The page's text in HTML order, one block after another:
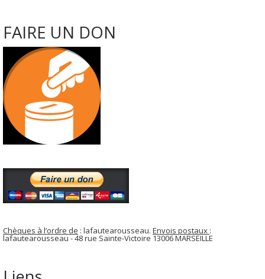
FAIRE UN DON
Chèques à l’ordre de : lafautearousseau. Envois postaux :
lafautearousseau - 48 rue Sainte-Victoire 13006 MARSEILLE